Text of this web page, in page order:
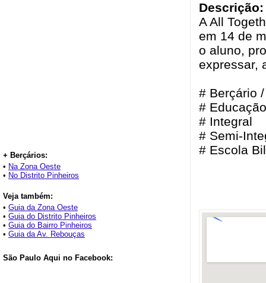
+ Berçários:
• Na Zona Oeste
• No Distrito Pinheiros
Veja também:
• Guia da Zona Oeste
• Guia do Distrito Pinheiros
• Guia do Bairro Pinheiros
• Guia da Av. Rebouças
São Paulo Aqui no Facebook:
Descrição:
A All
em 14 de
o aluno,
expressar,
# Berçário
#
# Integral
# Semi-
# Escola